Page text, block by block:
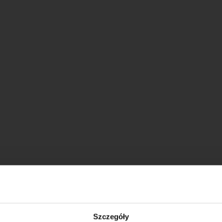
Szczegóły